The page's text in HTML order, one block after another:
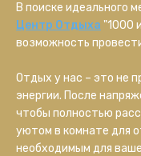
В поиске идеального
Центр Отдыха "1000
возможность
Отдых у нас – это не
энергии. После
чтобы полностью
уютом в комнате для
необходимым для